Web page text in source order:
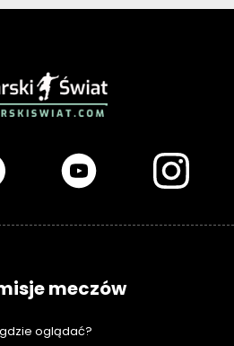
meczów
gdzie oglądać?